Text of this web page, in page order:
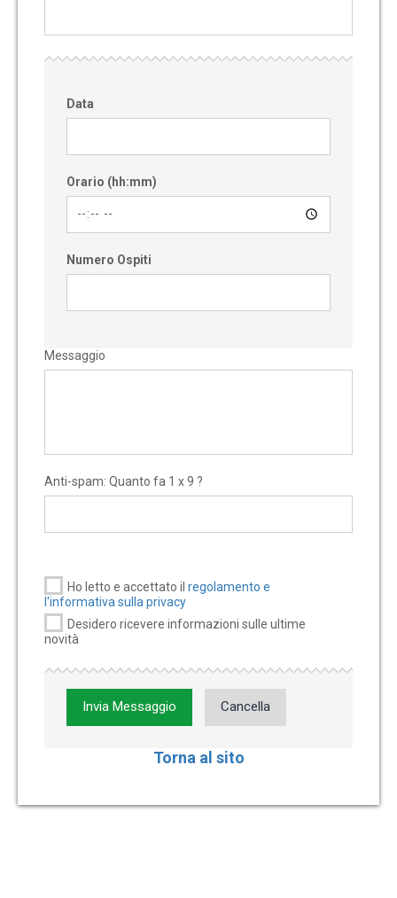
Data
Orario (hh:mm)
Numero Ospiti
Messaggio
Anti-spam: Quanto fa 1 x 9 ?
Ho letto e accettato il regolamento e
l'informativa sulla privacy
Desidero ricevere informazioni sulle ultime
novità
Invia Messaggio Cancella
Torna al sito